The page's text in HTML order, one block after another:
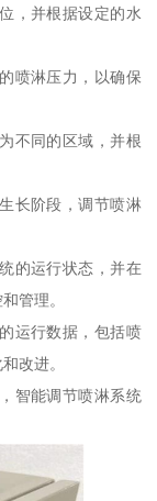
，并根据设定的水
喷淋压力，以确保
不同的区域，并根
长阶段，调节喷淋
的运行状态，并在
管理。
运行数据，包括喷
改进。
智能调节喷淋系统